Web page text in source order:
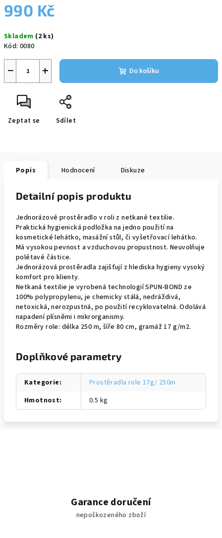
990 Kč
cena:
Skladem (2 ks)
Kód: 0080
+
− Do košíku
Zeptat se Sdílet
Popis Hodnocení Diskuze
Detailní popis produktu
Jednorázové prostěradlo v roli z netkané textilie.
Praktická hygienická podložka na jedno použití na
kosmetické lehátko, masážní stůl, či vyšetřovací lehátko.
Má vysokou pevnost a vzduchovou propustnost. Neuvolňuje
polétavé částice.
Jednorázová prostěradla zajišťují z hlediska hygieny vysoký
komfort pro klienty.
Netkaná textilie je vyrobená technologií SPUN-BOND ze
100% polypropylenu, je chemicky stálá, nedráždivá,
netoxická, nerozpustná, po použití recyklovatelná. Odolává
napadení plísněmi i mikrorganismy.
Rozměry role: délka 250 m, šíře 80 cm, gramáž 17 g/m2.
Doplňkové parametry
Kategorie:
Prostěradla role 17g/ 250m
Hmotnost: 0.5 kg
Garance doručení
nepoškozeného zboží